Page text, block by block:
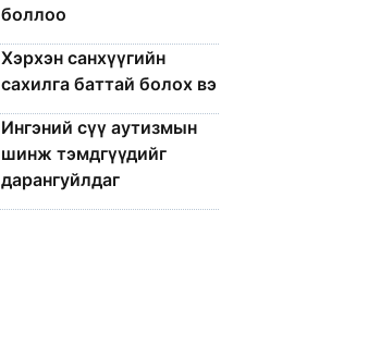
боллоо
Хэрхэн санхүүгийн
сахилга баттай болох вэ
Ингэний сүү аутизмын
шинж тэмдгүүдийг
дарангуйлдаг